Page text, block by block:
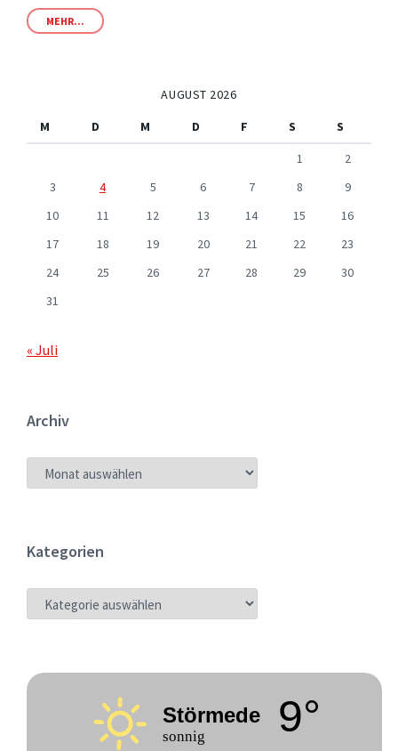
MEHR...
AUGUST 2026
M
D M D F S
S
1
2
3
4 5 6 7 8
9
10
11 12 13 14 15
16
17
18 19 20 21 22
23
24
25 26 27 28 29
30
31
« Juli
Archiv
ARCHIV
Kategorien
KATEGORIEN
Störmede
sonnig 9°